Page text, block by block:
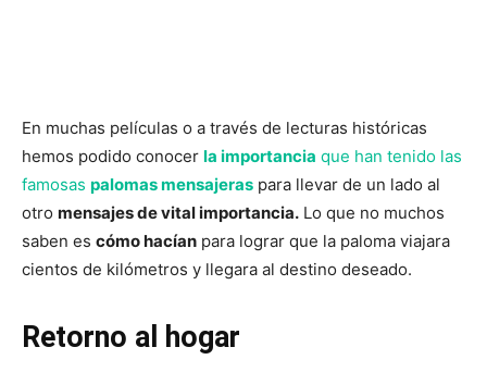
En muchas películas o a través de lecturas históricas
hemos podido conocer la importancia que han tenido las
famosas palomas mensajeras para llevar de un lado al
otro mensajes de vital importancia. Lo que no muchos
saben es cómo hacían para lograr que la paloma viajara
cientos de kilómetros y llegara al destino deseado.
Retorno al hogar